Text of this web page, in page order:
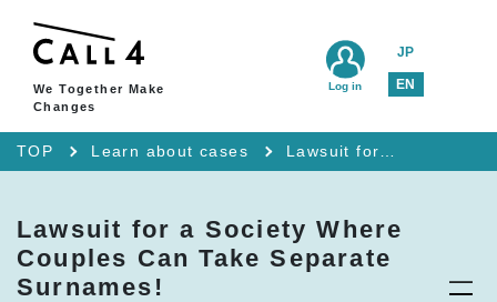
We Together Make
Changes
JP
EN
Log in
TOP Learn about cases
Lawsuit for a Society Where
Couples Can Take Separate
Surnames!